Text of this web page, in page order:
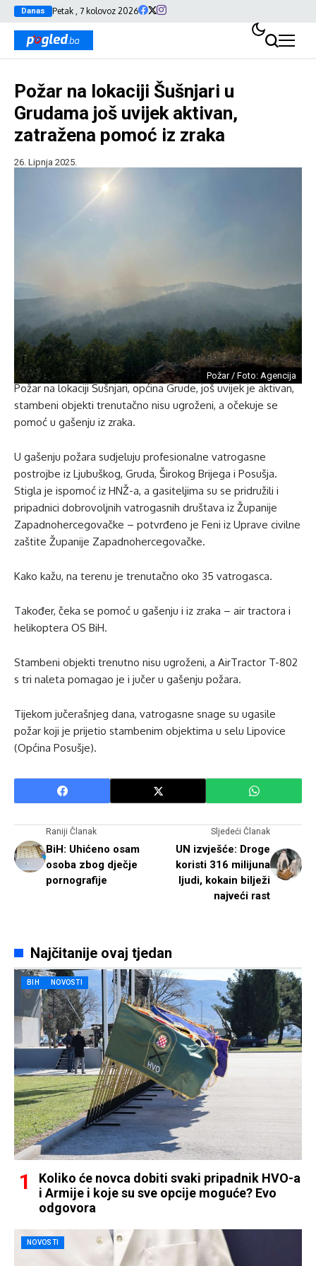
Danas Petak , 7 kolovoz 2026
Požar na lokaciji Šušnjari u
Grudama još uvijek aktivan,
zatražena pomoć iz zraka
26. Lipnja 2025.
Požar / Foto: Agencija
Požar na lokaciji Šušnjari, općina Grude, još uvijek je aktivan,
stambeni objekti trenutačno nisu ugroženi, a očekuje se
pomoć u gašenju iz zraka.
U gašenju požara sudjeluju profesionalne vatrogasne
postrojbe iz Ljubuškog, Gruda, Širokog Brijega i Posušja.
Stigla je ispomoć iz HNŽ-a, a gasiteljima su se pridružili i
pripadnici dobrovoljnih vatrogasnih društava iz Županije
Zapadnohercegovačke – potvrđeno je Feni iz Uprave civilne
zaštite Županije Zapadnohercegovačke.
Kako kažu, na terenu je trenutačno oko 35 vatrogasca.
Također, čeka se pomoć u gašenju i iz zraka – air tractora i
helikoptera OS BiH.
Stambeni objekti trenutno nisu ugroženi, a AirTractor T-802
s tri naleta pomagao je i jučer u gašenju požara.
Tijekom jučerašnjeg dana, vatrogasne snage su ugasile
požar koji je prijetio stambenim objektima u selu Lipovice
(Općina Posušje).
Raniji Članak
BiH: Uhićeno osam
osoba zbog dječje
pornografije
Sljedeći Članak
UN izvješće: Droge
koristi 316 milijuna
ljudi, kokain bilježi
najveći rast
Najčitanije ovaj tjedan
BIH NOVOSTI
Koliko će novca dobiti svaki pripadnik HVO-a
i Armije i koje su sve opcije moguće? Evo
odgovora
NOVOSTI